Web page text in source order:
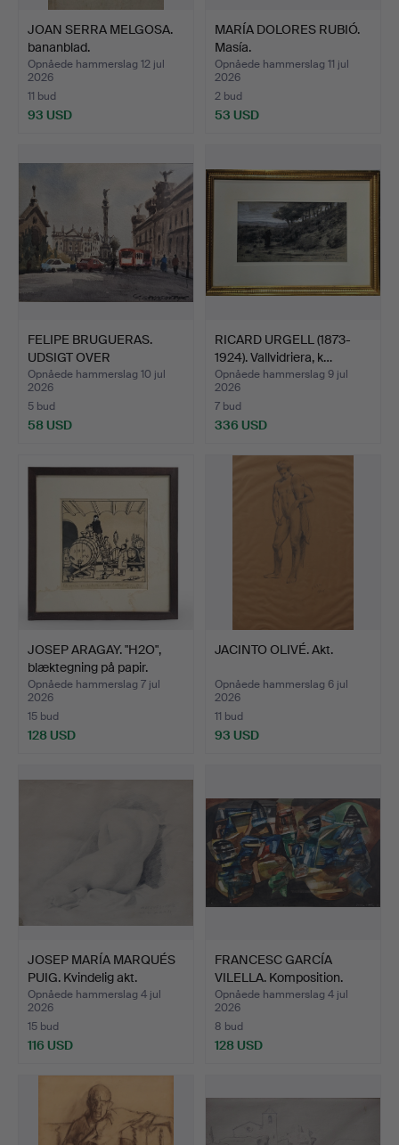
JOAN SERRA MELGOSA.
bananblad.
Opnåede hammerslag 12 jul
2026
11 bud
93 USD
MARÍA DOLORES RUBIÓ.
Masía.
Opnåede hammerslag 11 jul
2026
2 bud
53 USD
FELIPE BRUGUERAS.
UDSIGT OVER
COLUMBUS, BA…
Opnåede hammerslag 10 jul
2026
5 bud
58 USD
RICARD URGELL (1873-
1924). Vallvidriera, k…
Opnåede hammerslag 9 jul
2026
7 bud
336 USD
JOSEP ARAGAY. "H2O",
blæktegning på papir.
Opnåede hammerslag 7 jul
2026
15 bud
128 USD
JACINTO OLIVÉ. Akt.
Opnåede hammerslag 6 jul
2026
11 bud
93 USD
JOSEP MARÍA MARQUÉS
PUIG. Kvindelig akt.
Opnåede hammerslag 4 jul
2026
15 bud
116 USD
FRANCESC GARCÍA
VILELLA. Komposition.
Opnåede hammerslag 4 jul
2026
8 bud
128 USD